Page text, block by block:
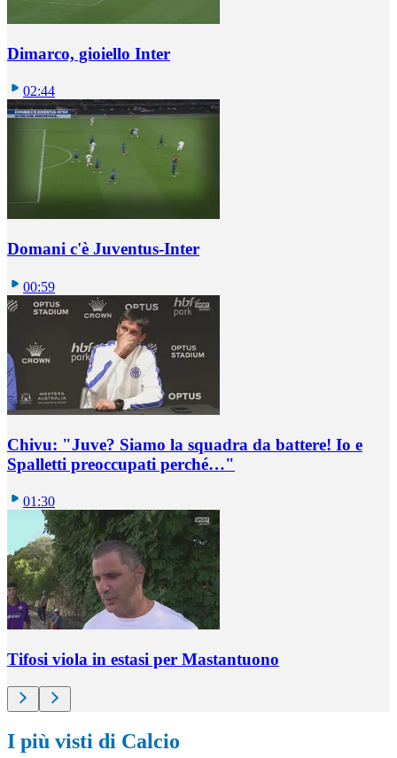
Dimarco, gioiello Inter
02:44
Domani c'è Juventus-Inter
00:59
Chivu: "Juve? Siamo la squadra da battere! Io e
Spalletti preoccupati perché…"
01:30
Tifosi viola in estasi per Mastantuono
I più visti di Calcio